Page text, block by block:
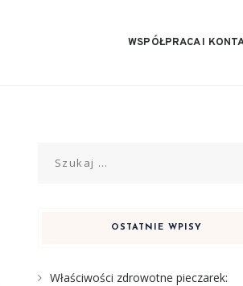
WSPÓŁPRACA I
OSTATNIE WPISY
Właściwości zdrowotne pieczarek: